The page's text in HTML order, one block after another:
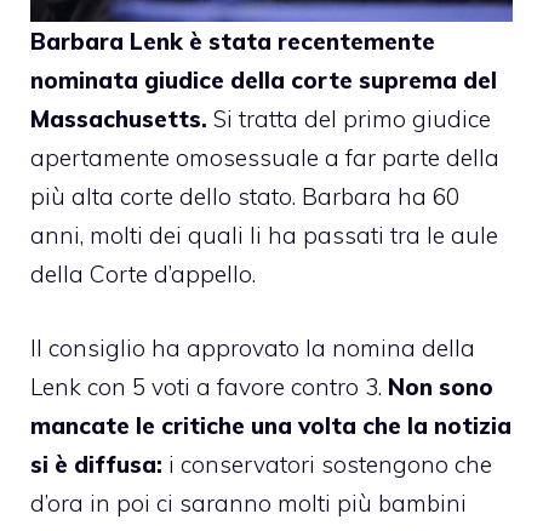
Barbara Lenk è stata recentemente
nominata giudice della corte suprema del
Massachusetts. Si tratta del primo giudice
apertamente omosessuale a far parte della
più alta corte dello stato. Barbara ha 60
anni, molti dei quali li ha passati tra le aule
della Corte d’appello.
Il consiglio ha approvato la nomina della
Lenk con 5 voti a favore contro 3. Non sono
mancate le critiche una volta che la notizia
si è diffusa: i conservatori sostengono che
d’ora in poi ci saranno molti più bambini